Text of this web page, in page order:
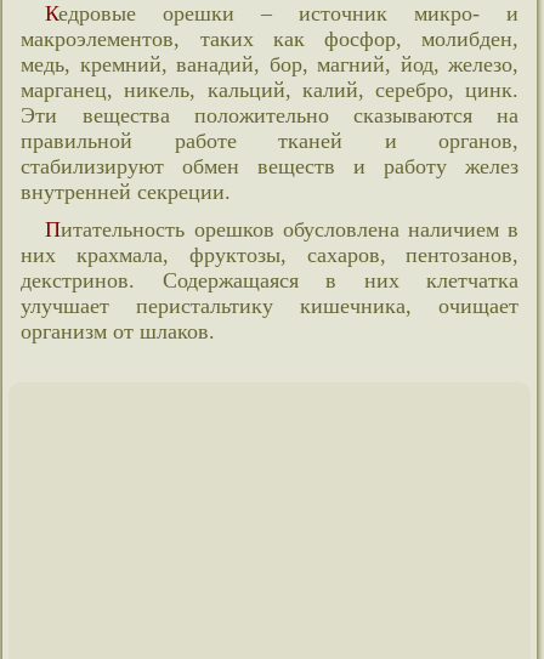
Кедровые орешки – источник микро- и
макроэлементов, таких как фосфор, молибден,
медь, кремний, ванадий, бор, магний, йод, железо,
марганец, никель, кальций, калий, серебро, цинк.
Эти вещества положительно сказываются на
правильной работе тканей и органов,
стабилизируют обмен веществ и работу желез
внутренней секреции.
Питательность орешков обусловлена наличием в
них крахмала, фруктозы, сахаров, пентозанов,
декстринов. Содержащаяся в них клетчатка
улучшает перистальтику кишечника, очищает
организм от шлаков.